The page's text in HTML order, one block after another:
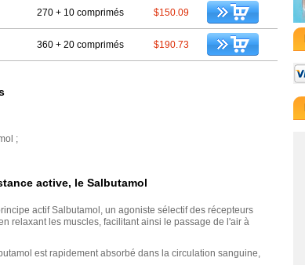
270 + 10 comprimés $150.09
360 + 20 comprimés $190.73
;
active, le Salbutamol
actif Salbutamol, un agoniste sélectif des récepteurs
relaxant les muscles, facilitant ainsi le passage de l'air à
est rapidement absorbé dans la circulation sanguine,